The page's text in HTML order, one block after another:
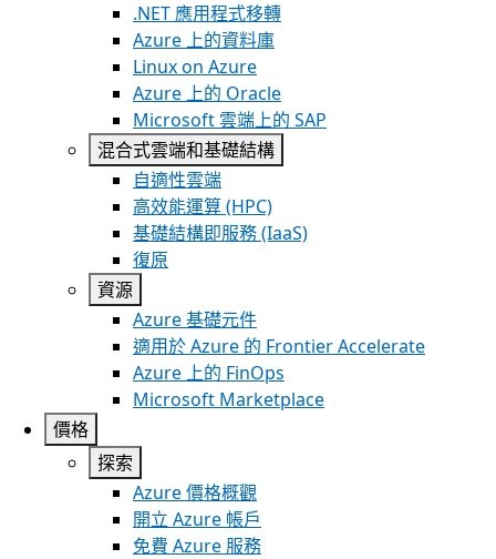
.NET 應用程式移轉
Azure 上的資料庫
Linux on Azure
Azure 上的 Oracle
Microsoft 雲端上的 SAP
混合式雲端和基礎結構
自適性雲端
高效能運算 (HPC)
基礎結構即服務 (IaaS)
復原
資源
Azure 基礎元件
適用於 Azure 的 Frontier Accelerate
Azure 上的 FinOps
Microsoft Marketplace
價格
探索
Azure 價格概觀
開立 Azure 帳戶
免費 Azure 服務